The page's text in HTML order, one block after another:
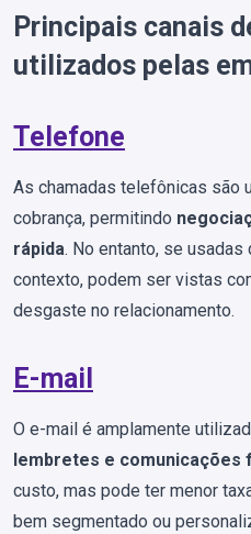
Principais canais
utilizados pelas
Telefone
As chamadas telefônicas são
cobrança, permitindo
rápida. No entanto, se
contexto, podem ser vistas
desgaste no relacionamento.
E-mail
O e-mail é amplamente
lembretes e comunicações
custo, mas pode ter menor
bem segmentado ou